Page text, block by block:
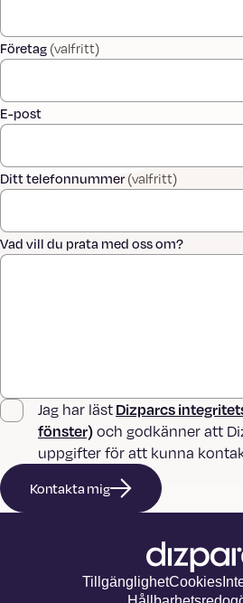
Företag (valfritt)
E-post
Ditt telefonnummer (valfritt)
Vad vill du prata med oss om?
Jag har läst Dizparcs
fönster) och godkänner att
uppgifter för att kunna
Kontakta mig
TillgänglighetCookies